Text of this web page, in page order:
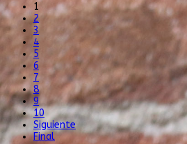
1
2
3
4
5
6
7
8
9
10
Siguiente
Final